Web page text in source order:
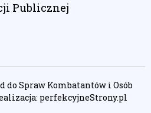
Publicznej
do Spraw Kombatantów i Osób
perfekcyjneStrony.pl